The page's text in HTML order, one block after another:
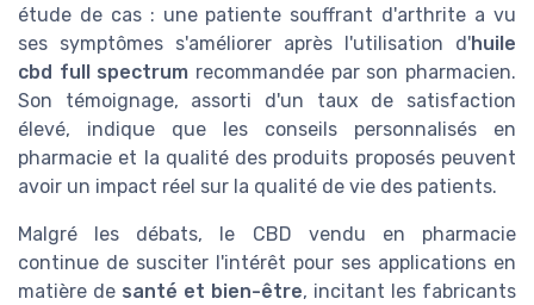
étude de cas : une patiente souffrant d'arthrite a vu
ses symptômes s'améliorer après l'utilisation d'huile
cbd full spectrum recommandée par son pharmacien.
Son témoignage, assorti d'un taux de satisfaction
élevé, indique que les conseils personnalisés en
pharmacie et la qualité des produits proposés peuvent
avoir un impact réel sur la qualité de vie des patients.
Malgré les débats, le CBD vendu en pharmacie
continue de susciter l'intérêt pour ses applications en
matière de santé et bien-être, incitant les fabricants